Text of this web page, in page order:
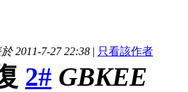
2011-7-27 22:38 | 只看該作者
2# GBKEE